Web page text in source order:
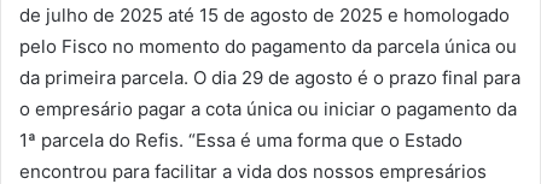
de julho de 2025 até 15 de agosto de 2025 e homologado
pelo Fisco no momento do pagamento da parcela única ou
da primeira parcela. O dia 29 de agosto é o prazo final para
o empresário pagar a cota única ou iniciar o pagamento da
1ª parcela do Refis. “Essa é uma forma que o Estado
encontrou para facilitar a vida dos nossos empresários